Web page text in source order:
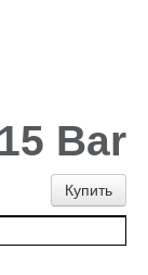
Bar
Купить